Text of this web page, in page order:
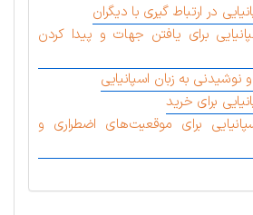
در ارتباط گیری با دیگران
برای یافتن جهات و پیدا کردن
به زبان اسپانیایی
برای خرید
برای موقعیت‌های اضطراری و